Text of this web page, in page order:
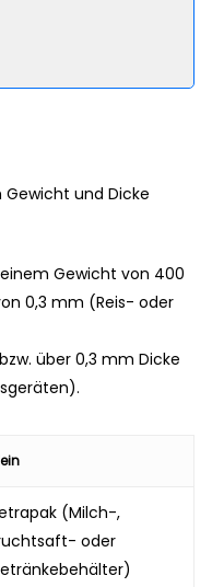
Gewicht und Dicke
Gewicht von 400
0,3 mm (Reis- oder
über 0,3 mm Dicke
(Milch-,
oder